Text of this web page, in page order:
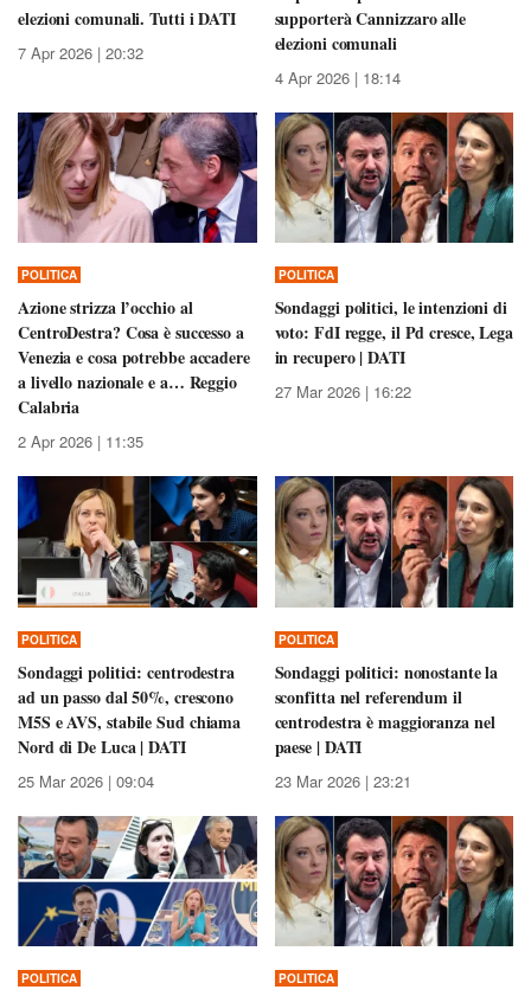
elezioni comunali. Tutti i DATI
7 Apr 2026 | 20:32
supporterà Cannizzaro alle
elezioni comunali
4 Apr 2026 | 18:14
POLITICA
Azione strizza l’occhio al
CentroDestra? Cosa è successo a
Venezia e cosa potrebbe accadere
a livello nazionale e a… Reggio
Calabria
2 Apr 2026 | 11:35
POLITICA
Sondaggi politici, le intenzioni di
voto: FdI regge, il Pd cresce, Lega
in recupero | DATI
27 Mar 2026 | 16:22
POLITICA
Sondaggi politici: centrodestra
ad un passo dal 50%, crescono
M5S e AVS, stabile Sud chiama
Nord di De Luca | DATI
25 Mar 2026 | 09:04
POLITICA
Sondaggi politici: nonostante la
sconfitta nel referendum il
centrodestra è maggioranza nel
paese | DATI
23 Mar 2026 | 23:21
POLITICA POLITICA